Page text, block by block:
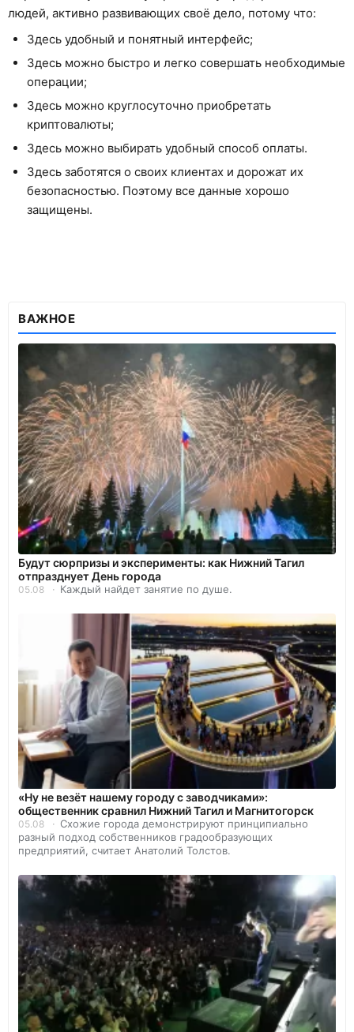
людей, активно развивающих своё дело, потому что:
Здесь удобный и понятный интерфейс;
Здесь можно быстро и легко совершать необходимые
операции;
Здесь можно круглосуточно приобретать
криптовалюты;
Здесь можно выбирать удобный способ оплаты.
Здесь заботятся о своих клиентах и дорожат их
безопасностью. Поэтому все данные хорошо
защищены.
ВАЖНОЕ
Будут сюрпризы и эксперименты: как Нижний Тагил
отпразднует День города
05.08 Каждый найдет занятие по душе.
«Ну не везёт нашему городу с заводчиками»:
общественник сравнил Нижний Тагил и Магнитогорск
05.08
Схожие города демонстрируют принципиально
разный подход собственников градообразующих
предприятий, считает Анатолий Толстов.